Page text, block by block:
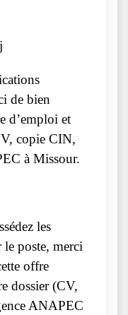
de bien
d’emploi et
copie CIN,
à Missour.
les
poste, merci
offre
dossier (CV,
ANAPEC